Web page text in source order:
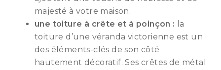
majesté à votre maison.
une toiture à crête et à poinçon : la
toiture d’une véranda victorienne est un
des éléments-clés de son côté
hautement décoratif. Ses crêtes de métal